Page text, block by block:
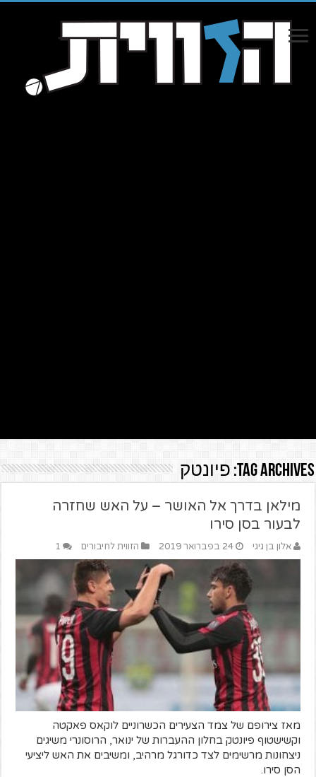
Tag Archives: פיונטק
מילאן בדרך אל האושר – על האש שחזרה
לבעור בסן סירו
אלון בן גיגי 24 בפברואר 2019 הזווית לחיבורים 1
מאז צירופם של צמד הצעירים הכשרוניים לוקאס פאקטה
וקשישטוף פיונטק בחלון ההעברות של ינואר, הרוסונרי משיגים
ניצחונות מרשימים לצד כדורגל מרהיב, ומשיבים את האש ליציעי
הסן סירו.